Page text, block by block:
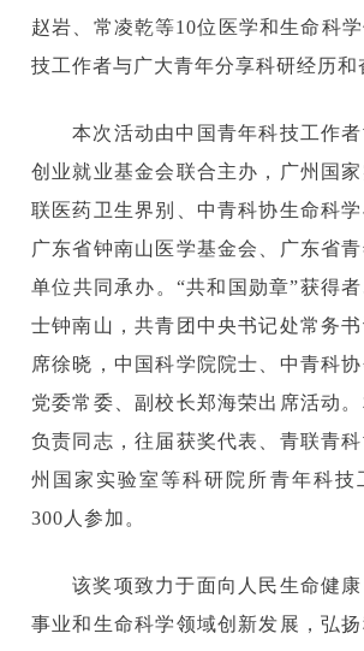
赵岩、常凌乾等10位医学和生命科
技工作者与广大青年分享科研经历和
本次活动由中国青年科技工作
创业就业基金会联合主办，广州国
联医药卫生界别、中青科协生命科学
广东省钟南山医学基金会、广东省
单位共同承办。 “共和国勋章”获得
士钟南山，共青团中央书记处常务
席徐晓，中国科学院院士、中青科
党委常委、副校长郑海荣出席活动
负责同志，往届获奖代表、青联青
州国家实验室等科研院所青年科技
300人参加。
该奖项致力于面向人民生命健
事业和生命科学领域创新发展，弘